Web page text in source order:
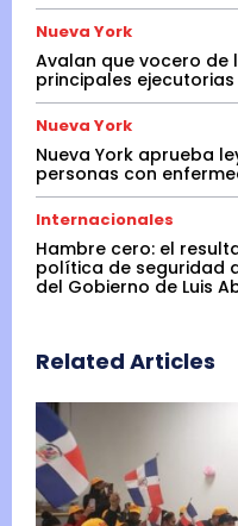
Nueva York
Avalan que vocero de
principales
Nueva York
Nueva York aprueba
personas con
Internacionales
Hambre cero: el
política de seguridad
del Gobierno de Luis
Related Articles